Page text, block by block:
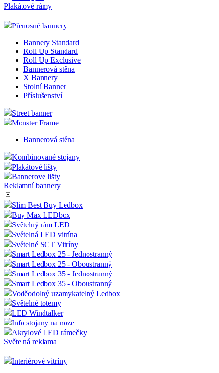
Plakátové rámy
Přenosné bannery
Bannery Standard
Roll Up Standard
Roll Up Exclusive
Bannerová stěna
X Bannery
Stolní Banner
Příslušenství
Street banner
Monster Frame
Bannerová stěna
Kombinované stojany
Plakátové lišty
Bannerové lišty
Reklamní bannery
Slim Best Buy Ledbox
Buy Max LEDbox
Světelný rám LED
Světelná LED vitrína
Světelné SCT Vitríny
Smart Ledbox 25 - Jednostranný
Smart Ledbox 25 - Oboustranný
Smart Ledbox 35 - Jednostranný
Smart Ledbox 35 - Oboustranný
Voděodolný uzamykatelný Ledbox
Světelné totemy
LED Windtalker
Info stojany na noze
Akrylové LED rámečky
Světelná reklama
Interiérové vitríny